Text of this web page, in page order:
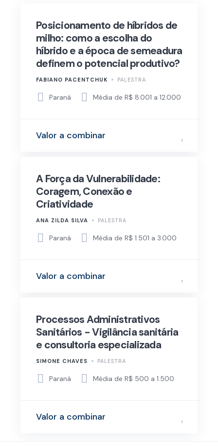
Posicionamento de híbridos de
milho: como a escolha do
híbrido e a época de semeadura
definem o potencial produtivo?
FABIANO PACENTCHUK PALESTRA
Paraná Média de R$ 8.001 a 12.000
Valor a combinar
A Força da Vulnerabilidade:
Coragem, Conexão e
Criatividade
ANA ZILDA SILVA PALESTRA
Paraná Média de R$ 1.501 a 3.000
Valor a combinar
Processos Administrativos
Sanitários - Vigilância sanitária
e consultoria especializada
SIMONE CHAVES PALESTRA
Paraná Média de R$ 500 a 1.500
Valor a combinar